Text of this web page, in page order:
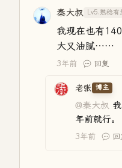
秦大叔 Lv5.熟稔有
我现在也有
大又油腻……
3年前 回复
老张 博主
@秦大叔
年前就行。
3年前 回